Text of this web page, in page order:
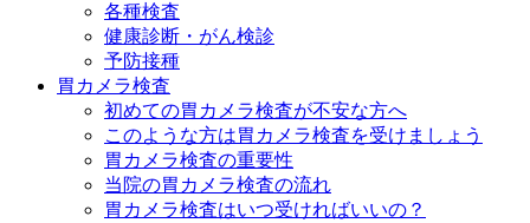
各種検査
健康診断・がん検診
予防接種
胃カメラ検査
初めての胃カメラ検査が不安な方へ
このような方は胃カメラ検査を受けましょう
胃カメラ検査の重要性
当院の胃カメラ検査の流れ
胃カメラ検査はいつ受ければいいの？